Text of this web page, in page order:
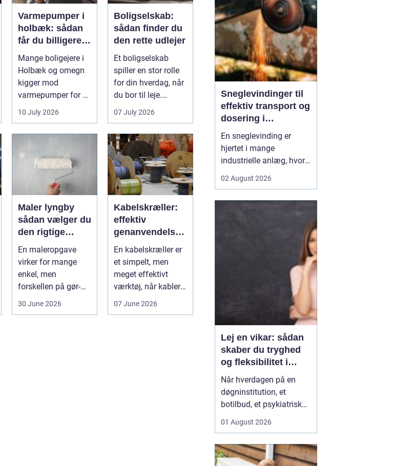
Varmepumper i
holbæk: sådan
får du billigere
varme og bedre
indeklima
Mange boligejere i
Holbæk og omegn
kigger mod
varmepumper for at
sænke
varmeregningen og
få et sunde...
10 July 2026
Boligselskab:
sådan finder du
den rette udlejer
Et boligselskab
spiller en stor rolle
for din hverdag, når
du bor til leje.
Huslejen, vedligeh...
07 July 2026
Maler lyngby
sådan vælger du
den rigtige
fagmand
En maleropgave
virker for mange
enkel, men
forskellen på gør-
30 June 2026
Kabelskræller:
effektiv
genanvendelse
og bedre
økonomi i
kabelhåndtering
En kabelskræller er
et simpelt, men
meget effektivt
værktøj, når kabler
07 June 2026
kun...
Sneglevindinger til
effektiv transport og
dosering i
industrien
En sneglevinding er
hjertet i mange
industrielle anlæg, hvor
doseres eller presses
driftsikkerheden ofte af,
02 August 2026
Lej en vikar: sådan
skaber du tryghed
og fleksibilitet i
hverdagen
Når hverdagen på en
døgninstitution, et
botilbud, et psykiatrisk
pludselig ændrer sig, kan
hænder opstå fra den
01 August 2026